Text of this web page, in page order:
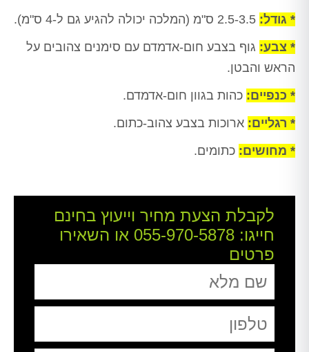
* גודל:
* צבע: גוף בצבע חום-אדמדם עם סימנים צהובים על
הראש והבטן.
* כנפיים: כהות בגוון חום-אדמדם.
* רגליים: ארוכות בצבע צהוב-כתום.
* מחושים: כתומים.
לקבלת הצעת מחיר וייעוץ בחינם
חייגו: 055-970-5878 או השאירו
פרטים